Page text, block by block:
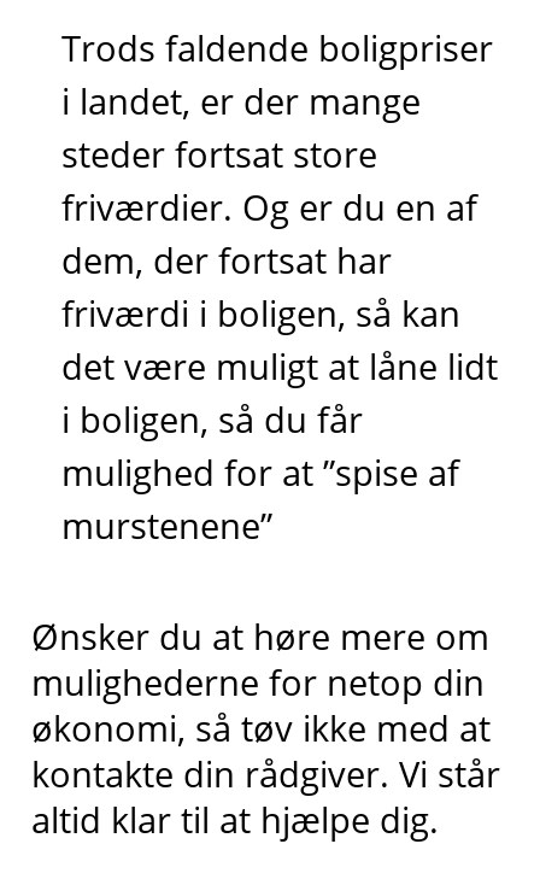
Trods faldende boligpriser
i landet, er der mange
steder fortsat store
friværdier. Og er du en af
dem, der fortsat har
friværdi i boligen, så kan
det være muligt at låne lidt
i boligen, så du får
mulighed for at ”spise af
murstenene”
Ønsker du at høre mere om
mulighederne for netop din
økonomi, så tøv ikke med at
kontakte din rådgiver. Vi står
altid klar til at hjælpe dig.